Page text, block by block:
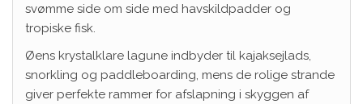
svømme side om side med havskildpadder og
tropiske fisk.
Øens krystalklare lagune indbyder til kajaksejlads,
snorkling og paddleboarding, mens de rolige strande
giver perfekte rammer for afslapning i skyggen af